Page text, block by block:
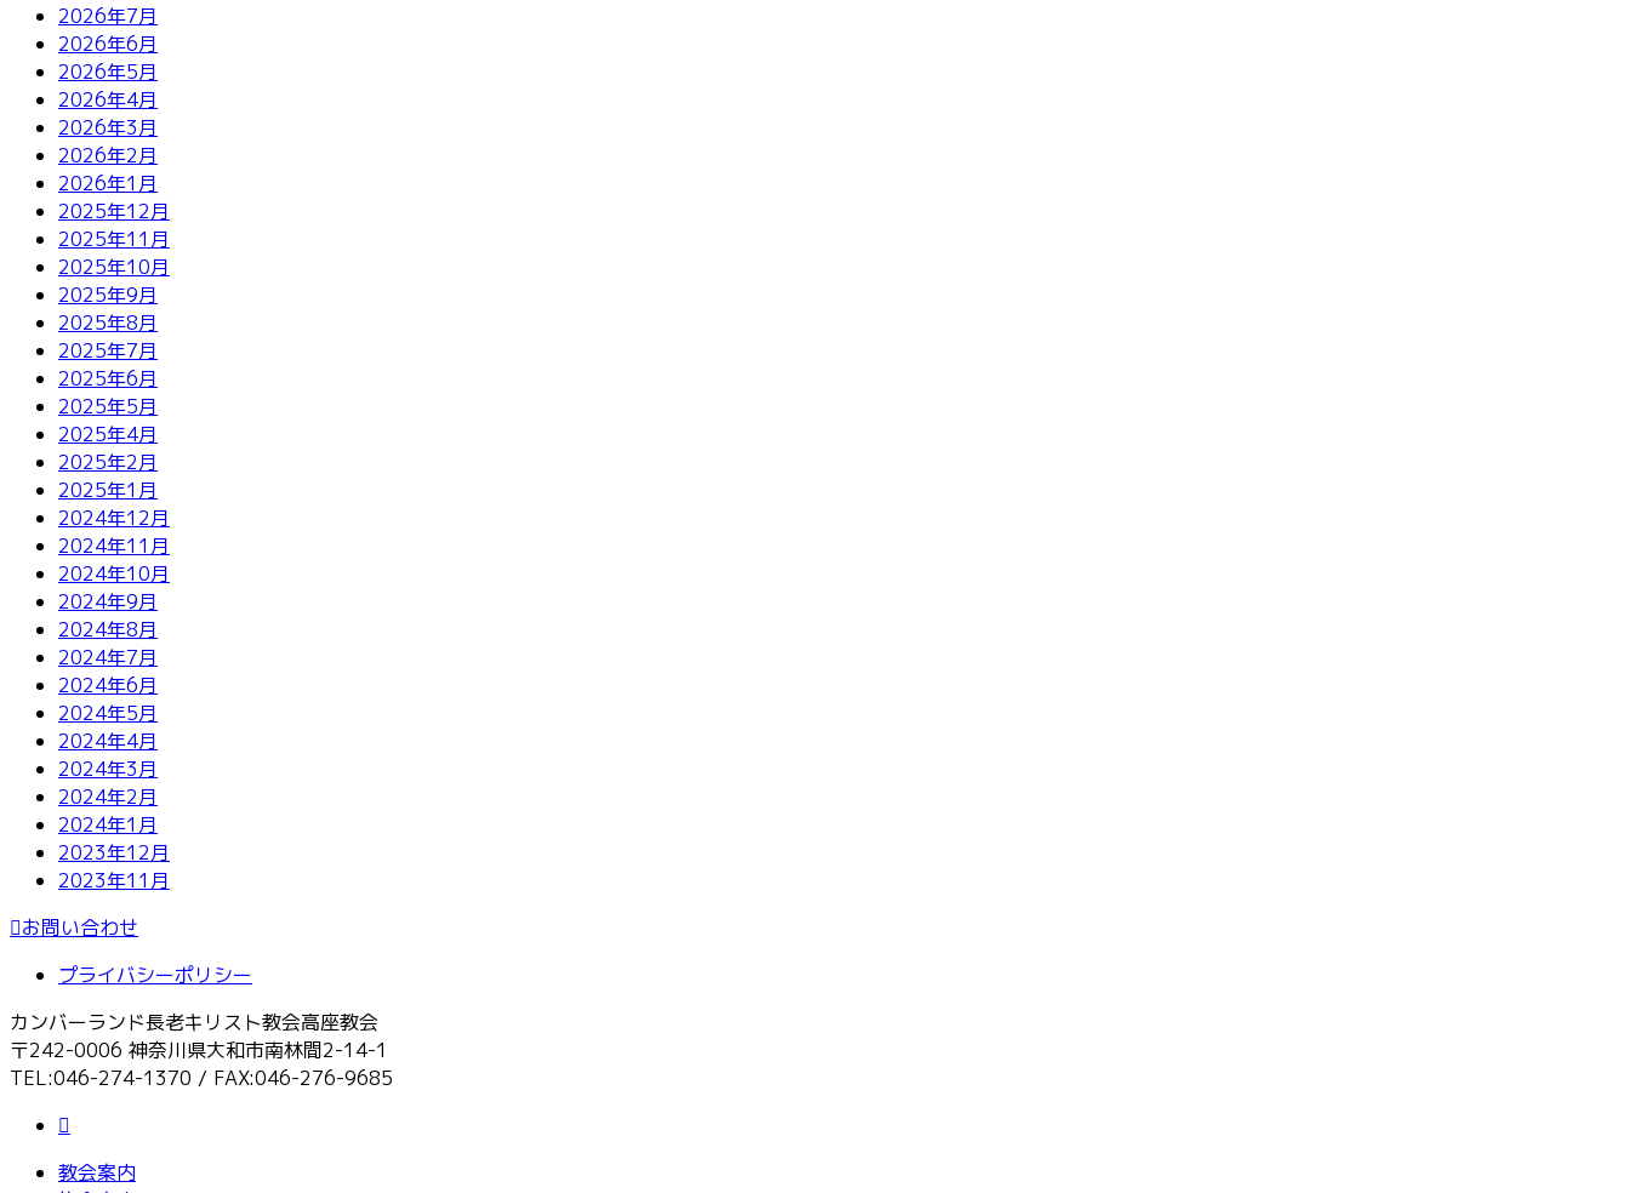
2026年7月
2026年6月
2026年5月
2026年4月
2026年3月
2026年2月
2026年1月
2025年12月
2025年11月
2025年10月
2025年9月
2025年8月
2025年7月
2025年6月
2025年5月
2025年4月
2025年2月
2025年1月
2024年12月
2024年11月
2024年10月
2024年9月
2024年8月
2024年7月
2024年6月
2024年5月
2024年4月
2024年3月
2024年2月
2024年1月
2023年12月
2023年11月
お問い合わせ
プライバシーポリシー
カンバーランド長老キリスト教会高座教会
〒242-0006 神奈川県大和市南林間2-14-1
TEL:046-274-1370 / FAX:046-276-9685
教会案内